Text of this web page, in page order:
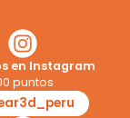
en Instagram
puntos